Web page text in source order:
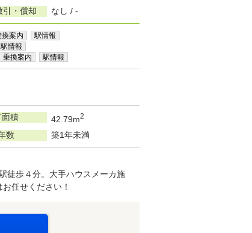
引・償却 なし / -
換案内 駅情報
駅情報
乗換案内 駅情報
面積 42.79m2
数 築1年未満
徒歩４分。大手ハウスメーカ施
任せください！